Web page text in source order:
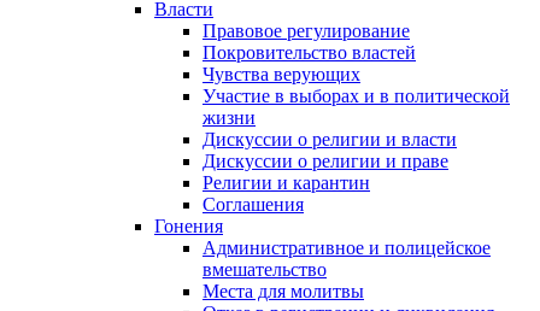
Власти
Правовое регулирование
Покровительство властей
Чувства верующих
Участие в выборах и в политической
жизни
Дискуссии о религии и власти
Дискуссии о религии и праве
Религии и карантин
Соглашения
Гонения
Административное и полицейское
вмешательство
Места для молитвы